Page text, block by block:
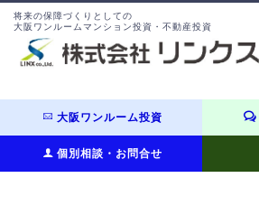
将来の保障づくりとしての
大阪ワンルームマンション投資・不動産投資
大阪ワンルーム投資
個別相談・お問合せ